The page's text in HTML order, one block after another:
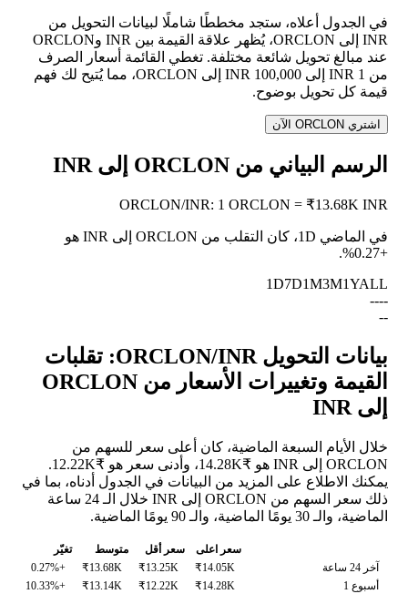
في الجدول أعلاه، ستجد مخططًا شاملًا لبيانات التحويل من
INR إلى ORCLON، يُظهر علاقة القيمة بين INR وORCLON
عند مبالغ تحويل شائعة مختلفة. تغطي القائمة أسعار الصرف
من 1 INR إلى 100,000 INR إلى ORCLON، مما يُتيح لك فهم
قيمة كل تحويل بوضوح.
اشتري ORCLON الآن
الرسم البياني من ORCLON إلى INR
ORCLON/INR: 1 ORCLON = ₹13.68K INR
في الماضي 1D، كان التقلب من ORCLON إلى INR هو
+0.27%
.
1D7D1M3M1YALL
--
--
--
بيانات التحويل ORCLON/INR: تقلبات
القيمة وتغييرات الأسعار من ORCLON
إلى INR
خلال الأيام السبعة الماضية، كان أعلى سعر للسهم من
ORCLON إلى INR هو ₹14.28K، وأدنى سعر هو ₹12.22K.
يمكنك الاطلاع على المزيد من البيانات في الجدول أدناه، بما في
ذلك سعر السهم من ORCLON إلى INR خلال الـ 24 ساعة
الماضية، والـ 30 يومًا الماضية، والـ 90 يومًا الماضية.
سعر اعلى سعر أقل متوسط
تغيّر
آخر 24 ساعة
₹14.05K
₹13.25K
₹13.68K
+0.27%
أسبوع 1
₹14.28K
₹12.22K
₹13.14K
+10.33%